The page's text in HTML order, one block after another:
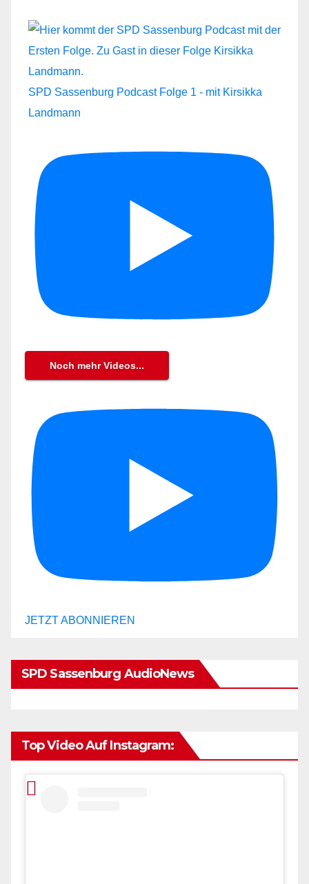
SPD Sassenburg Podcast Folge 1 - mit Kirsikka
Landmann
Noch mehr Videos...
JETZT ABONNIEREN
SPD Sassenburg AudioNews
Top Video Auf Instagram: